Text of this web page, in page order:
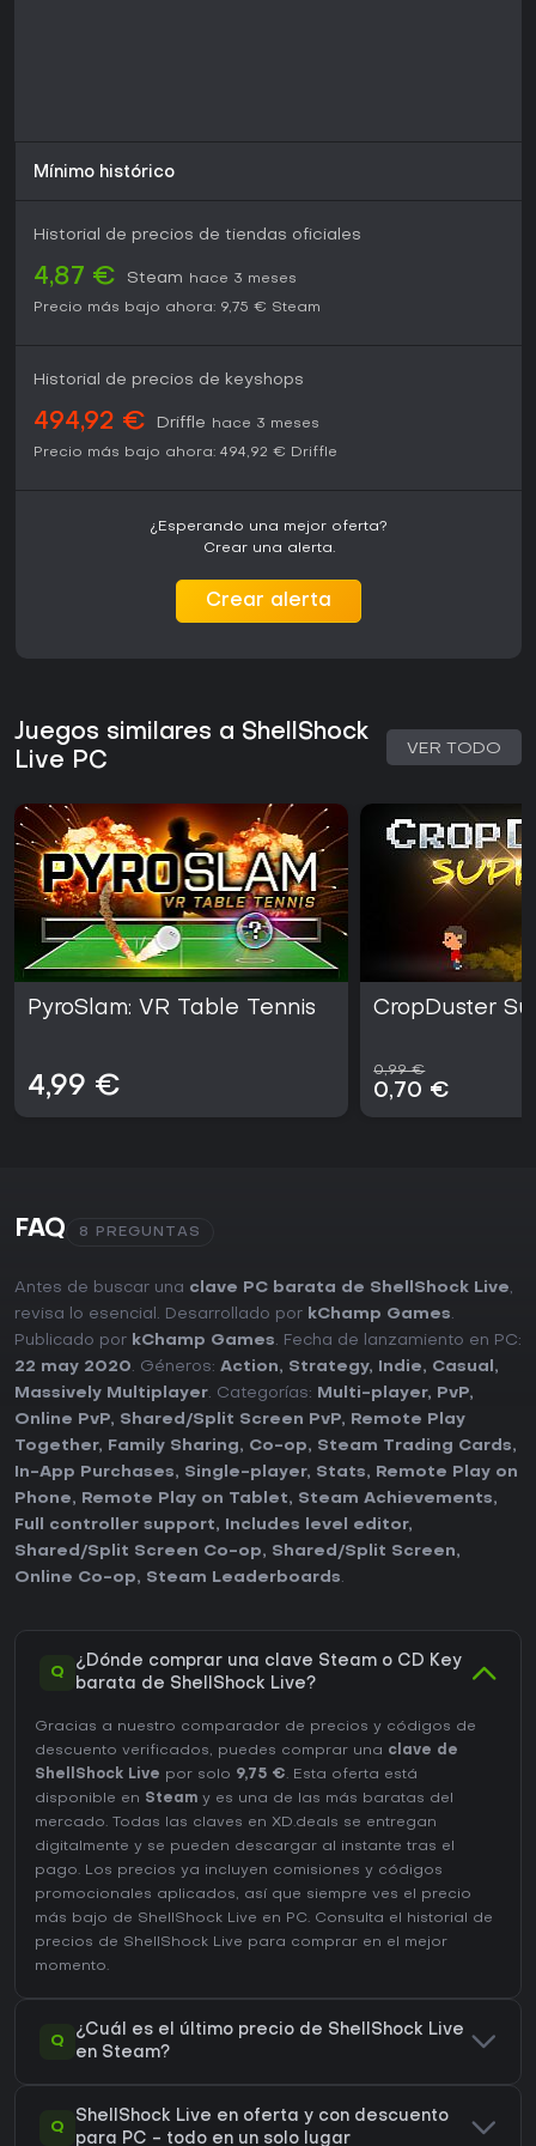
Mínimo histórico
Historial de precios de tiendas oficiales
4,87 € Steam
hace 3 meses
Precio más bajo ahora: 9,75 € Steam
Historial de precios de keyshops
494,92 € Driffle
hace 3 meses
Precio más bajo ahora: 494,92 € Driffle
¿Esperando una mejor oferta?
Crear una alerta.
Crear alerta
Juegos similares a ShellShock
Live PC
VER TODO
PyroSlam: VR Table Tennis
4,99 €
CropDuster
0,99 €
0,70 €
FAQ 8 PREGUNTAS
Antes de buscar una clave PC barata de ShellShock Live,
revisa lo esencial. Desarrollado por kChamp Games.
Publicado por kChamp Games. Fecha de lanzamiento en PC:
22 may 2020. Géneros: Action, Strategy, Indie, Casual ,
Massively Multiplayer. Categorías: Multi-player, PvP,
Online PvP, Shared/Split Screen PvP,
Remote Play
Together, Family Sharing, Co-op, Steam Trading Cards,
In-App Purchases, Single-player, Stats,
Remote Play on
Phone, Remote Play on Tablet, Steam Achievements,
Full controller support, Includes level editor,
Shared/Split Screen Co-op, Shared/Split Screen,
Online Co-op, Steam Leaderboards.
Q
¿Dónde comprar una clave Steam o CD Key
barata de ShellShock Live?
Gracias a nuestro comparador de precios y códigos de
descuento verificados, puedes comprar una clave de
ShellShock Live por solo 9,75 €. Esta oferta está
disponible en Steam y es una de las más baratas del
mercado. Todas las claves en XD.deals se entregan
digitalmente y se pueden descargar al instante tras el
pago. Los precios ya incluyen comisiones y códigos
promocionales aplicados, así que siempre ves el precio
más bajo de ShellShock Live en PC. Consulta el
historial de
precios de ShellShock Live para comprar en el mejor
momento.
Q
¿Cuál es el último precio de ShellShock Live
en Steam?
Q
ShellShock Live en oferta y con descuento
para PC - todo en un solo lugar